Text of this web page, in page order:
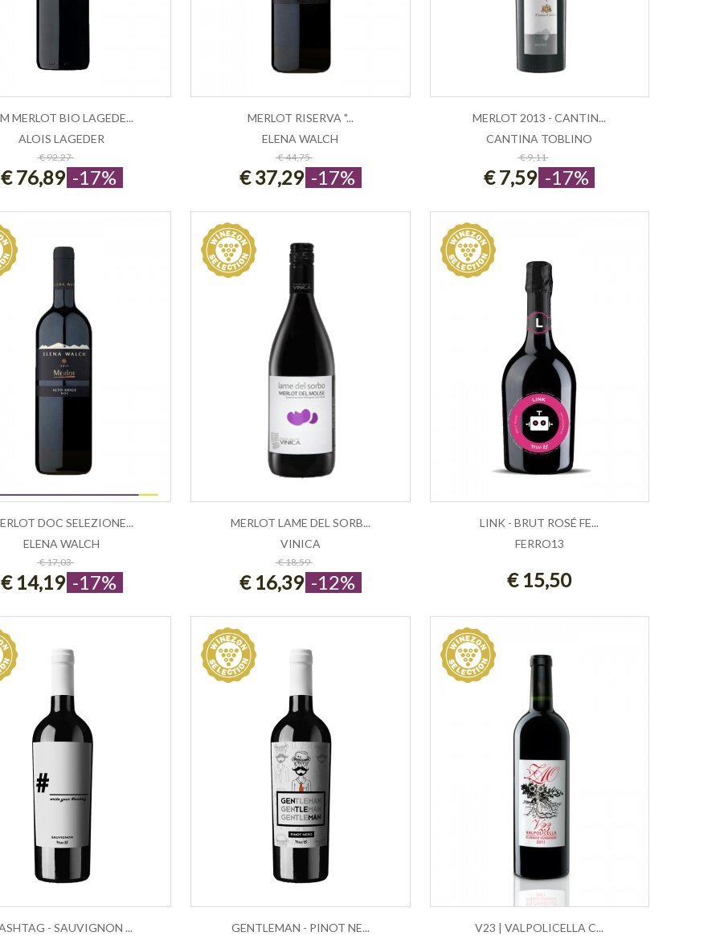
ESAURITO
MERLOT BIO LAGEDE...
ALOIS LAGEDER
€ 92,27
€ 76,89 -17%
ESAURITO
MERLOT RISERVA "...
ELENA WALCH
€ 44,75
€ 37,29 -17%
ESAURITO
MERLOT 2013 - CANTIN...
CANTINA TOBLINO
€ 9,11
€ 7,59 -17%
ESAURITO
DOC SELEZIONE...
ELENA WALCH
€ 17,03
€ 14,19 -17%
ESAURITO
MERLOT LAME DEL SORB...
VINICA
€ 18,59
€ 16,39 -12%
AGGIUNGI AL CARRELLO
LINK - BRUT ROSÉ FE...
FERRO13
€ 15,50
- SAUVIGNON ...
GENTLEMAN - PINOT NE...
V23 | VALPOLICELLA C...